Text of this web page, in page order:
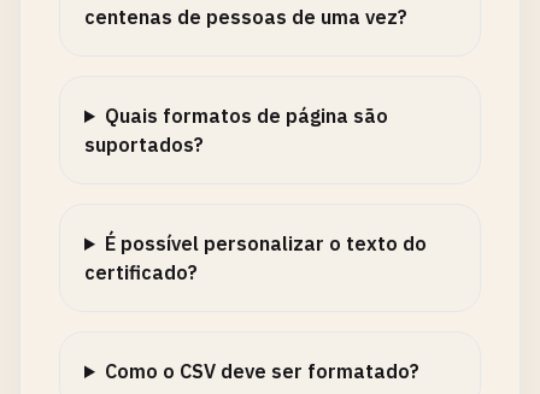
centenas de pessoas de uma vez?
Quais formatos de página são
suportados?
É possível personalizar o texto do
certificado?
Como o CSV deve ser formatado?